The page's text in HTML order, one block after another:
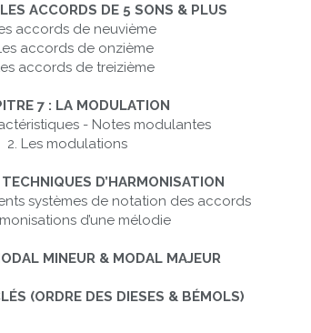
ACCORDS DE 5 SONS & PLUS
accords de neuvième
accords de onzième
accords de treizième
7 : LA MODULATION
- Notes modulantes
2. Les modulations
D’HARMONISATION
systèmes de notation des accords
d’une mélodie
MINEUR & MODAL MAJEUR
(ORDRE DES DIESES & BÉMOLS)